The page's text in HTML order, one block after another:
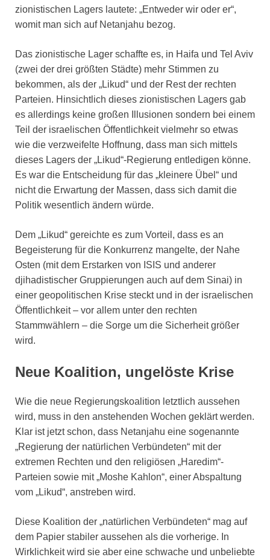
zionistischen Lagers lautete: „Entweder wir oder er“,
womit man sich auf Netanjahu bezog.
Das zionistische Lager schaffte es, in Haifa und Tel Aviv
(zwei der drei größten Städte) mehr Stimmen zu
bekommen, als der „Likud“ und der Rest der rechten
Parteien. Hinsichtlich dieses zionistischen Lagers gab
es allerdings keine großen Illusionen sondern bei einem
Teil der israelischen Öffentlichkeit vielmehr so etwas
wie die verzweifelte Hoffnung, dass man sich mittels
dieses Lagers der „Likud“-Regierung entledigen könne.
Es war die Entscheidung für das „kleinere Übel“ und
nicht die Erwartung der Massen, dass sich damit die
Politik wesentlich ändern würde.
Dem „Likud“ gereichte es zum Vorteil, dass es an
Begeisterung für die Konkurrenz mangelte, der Nahe
Osten (mit dem Erstarken von ISIS und anderer
djihadistischer Gruppierungen auch auf dem Sinai) in
einer geopolitischen Krise steckt und in der israelischen
Öffentlichkeit – vor allem unter den rechten
Stammwählern – die Sorge um die Sicherheit größer
wird.
Neue Koalition, ungelöste Krise
Wie die neue Regierungskoalition letztlich aussehen
wird, muss in den anstehenden Wochen geklärt werden.
Klar ist jetzt schon, dass Netanjahu eine sogenannte
„Regierung der natürlichen Verbündeten“ mit der
extremen Rechten und den religiösen „Haredim“-
Parteien sowie mit „Moshe Kahlon“, einer Abspaltung
vom „Likud“, anstreben wird.
Diese Koalition der „natürlichen Verbündeten“ mag auf
dem Papier stabiler aussehen als die vorherige. In
Wirklichkeit wird sie aber eine schwache und unbeliebte